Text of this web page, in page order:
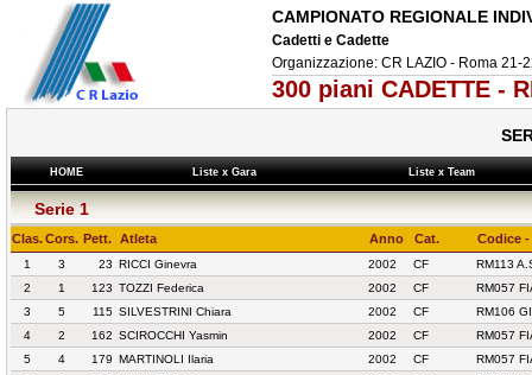
CAMPIONATO REGIONALE
Cadetti e Cadette
Organizzazione: CR LAZIO - Roma 21-
300 piani CADETTE -
HOME Liste x Gara Liste x Team
Serie 1
Clas.Cors. Pett. Atleta Anno Cat. Codice
1 3 23 RICCI Ginevra 2002 CF
RM113
2
1 123 TOZZI Federica 2002 CF
RM057
3
5 115 SILVESTRINI Chiara 2002 CF
RM106
4
2 162 SCIROCCHI Yasmin 2002 CF
RM057
5
4 179 MARTINOLI Ilaria 2002 CF
RM057